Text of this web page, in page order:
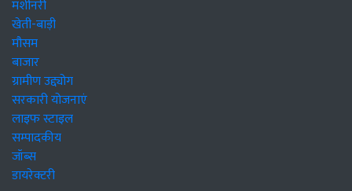
मशीनरी
खेती-बाड़ी
मौसम
बाजार
ग्रामीण उद्द्योग
सरकारी योजनाएं
लाइफ स्टाइल
सम्पादकीय
जॉब्स
डायरेक्टरी